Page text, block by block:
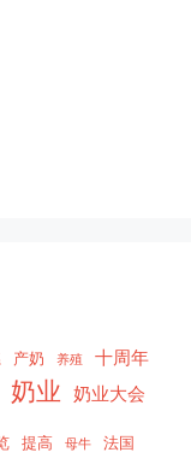
产奶 养殖
十周年
奶业 奶业大会
提高 母牛 法国